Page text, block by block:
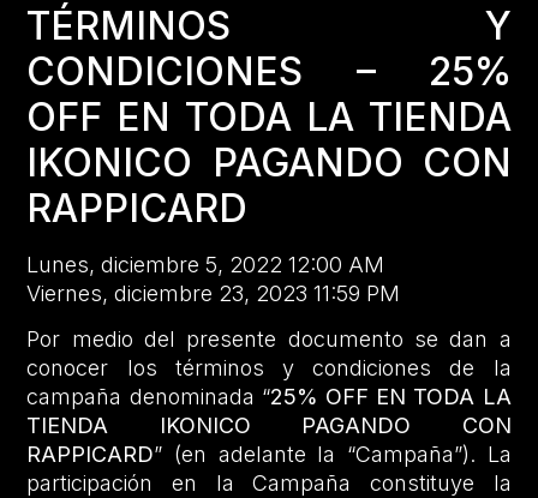
TÉRMINOS Y
CONDICIONES – 25%
OFF EN TODA LA TIENDA
IKONICO PAGANDO CON
RAPPICARD
Lunes, diciembre 5, 2022 12:00 AM
Viernes, diciembre 23, 2023 11:59 PM
Por medio del presente documento se dan a
conocer los términos y condiciones de la
campaña denominada “25% OFF EN TODA LA
TIENDA IKONICO PAGANDO CON
RAPPICARD” (en adelante la “Campaña”). La
participación en la Campaña constituye la